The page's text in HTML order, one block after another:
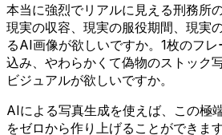
本当に強烈でリアルに見える刑務所
現実の収容、現実の服役期間、現実
るAI画像が欲しいですか。1枚のフ
込み、やわらかくて偽物のストック
ビジュアルが欲しいですか。
AIによる写真生成を使えば、この極
をゼロから作り上げることができま